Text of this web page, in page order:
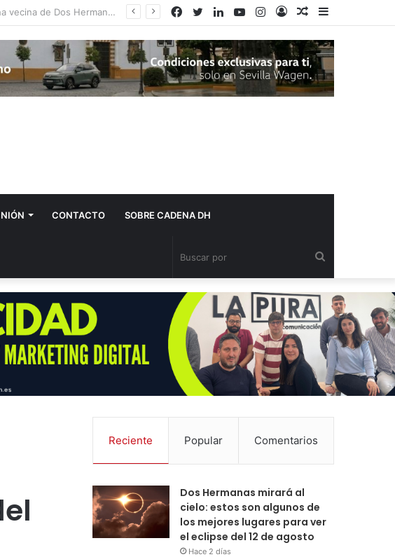
lateral
Publicación
al
azar
Acceso
Instagram
YouTube
LinkedIn
Twitter
Facebook
CONTACTO SOBRE CADENA DH
por
Reciente Popular Comentarios
Dos Hermanas mirará al
cielo: estos son algunos de
los mejores lugares para ver
el eclipse del 12 de agosto
Hace 2 días